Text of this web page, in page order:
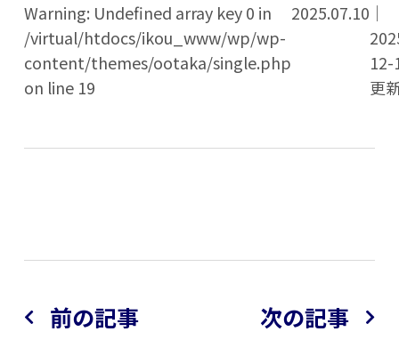
Warning: Undefined array key 0 in
/virtual/htdocs/ikou_www/wp/wp-
content/themes/ootaka/single.php
on line 19
2025.07.10 ｜
12-
更
前の記事 次の記事